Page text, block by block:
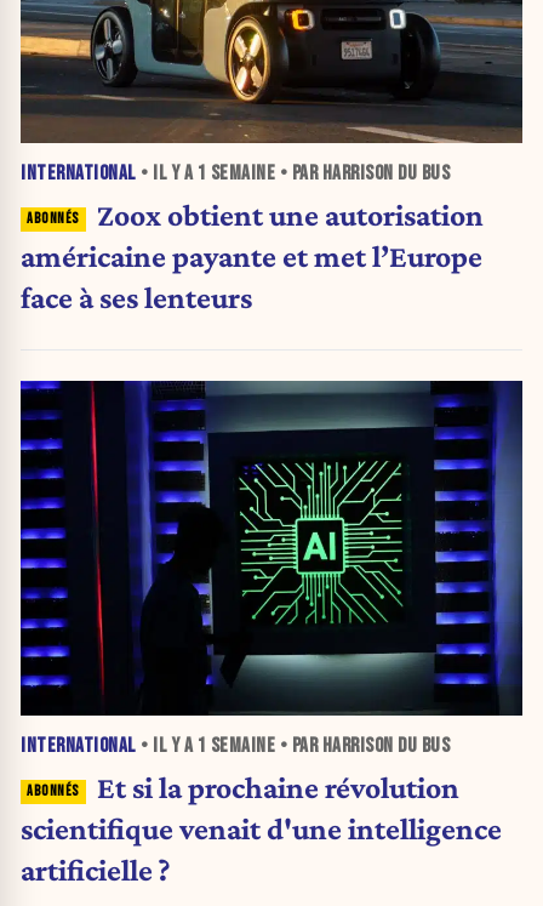
INTERNATIONAL • IL Y A 1 SEMAINE • PAR HARRISON DU BUS
Zoox obtient une autorisation
américaine payante et met l’Europe
face à ses lenteurs
INTERNATIONAL • IL Y A 1 SEMAINE • PAR HARRISON DU BUS
Et si la prochaine révolution
scientifique venait d'une intelligence
artificielle ?